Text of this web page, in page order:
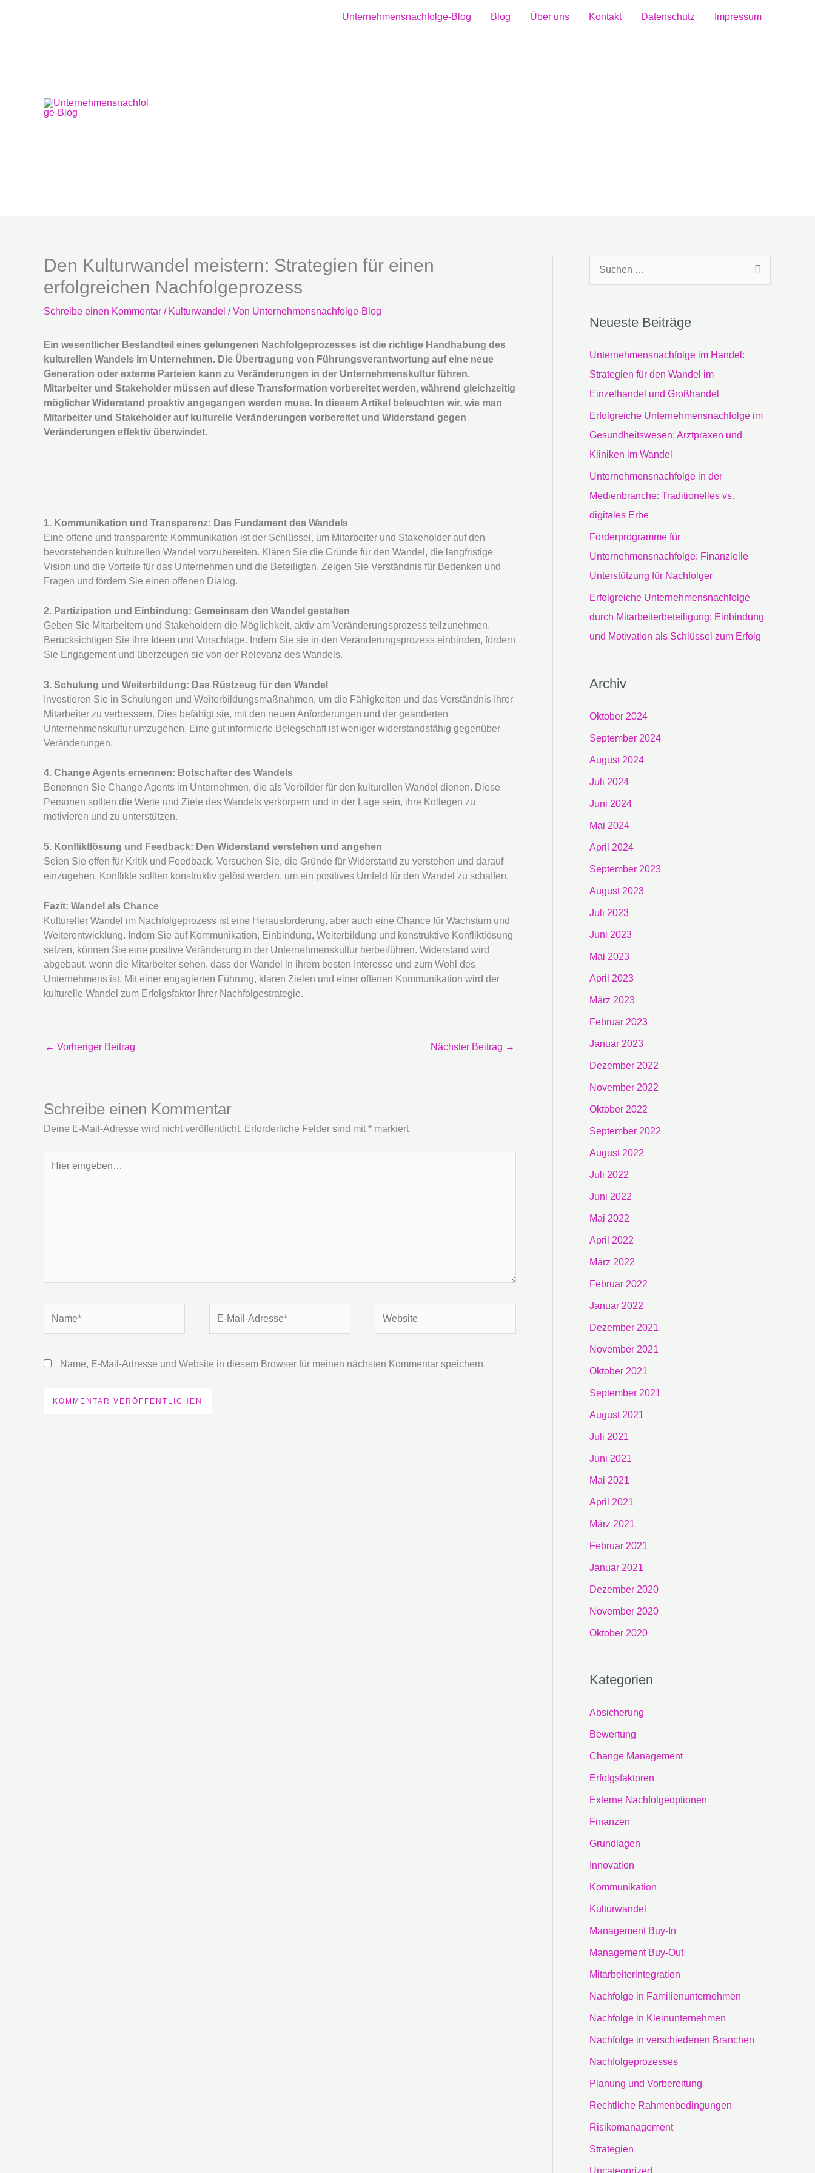
Unternehmensnachfolge-Blog Blog Über uns Kontakt Datenschutz Impressum
Den Kulturwandel meistern: Strategien für einen
erfolgreichen Nachfolgeprozess
Schreibe einen Kommentar / Kulturwandel / Von Unternehmensnachfolge-Blog
Ein wesentlicher Bestandteil eines gelungenen Nachfolgeprozesses ist die richtige Handhabung des
kulturellen Wandels im Unternehmen. Die Übertragung von Führungsverantwortung auf eine neue
Generation oder externe Parteien kann zu Veränderungen in der Unternehmenskultur führen.
Mitarbeiter und Stakeholder müssen auf diese Transformation vorbereitet werden, während gleichzeitig
möglicher Widerstand proaktiv angegangen werden muss. In diesem Artikel beleuchten wir, wie man
Mitarbeiter und Stakeholder auf kulturelle Veränderungen vorbereitet und Widerstand gegen
Veränderungen effektiv überwindet.
1. Kommunikation und Transparenz: Das Fundament des Wandels
Eine offene und transparente Kommunikation ist der Schlüssel, um Mitarbeiter und Stakeholder auf den
bevorstehenden kulturellen Wandel vorzubereiten. Klären Sie die Gründe für den Wandel, die langfristige
Vision und die Vorteile für das Unternehmen und die Beteiligten. Zeigen Sie Verständnis für Bedenken und
Fragen und fördern Sie einen offenen Dialog.
2. Partizipation und Einbindung: Gemeinsam den Wandel gestalten
Geben Sie Mitarbeitern und Stakeholdern die Möglichkeit, aktiv am Veränderungsprozess teilzunehmen.
Berücksichtigen Sie ihre Ideen und Vorschläge. Indem Sie sie in den Veränderungsprozess einbinden, fördern
Sie Engagement und überzeugen sie von der Relevanz des Wandels.
3. Schulung und Weiterbildung: Das Rüstzeug für den Wandel
Investieren Sie in Schulungen und Weiterbildungsmaßnahmen, um die Fähigkeiten und das Verständnis Ihrer
Mitarbeiter zu verbessern. Dies befähigt sie, mit den neuen Anforderungen und der geänderten
Unternehmenskultur umzugehen. Eine gut informierte Belegschaft ist weniger widerstandsfähig gegenüber
Veränderungen.
4. Change Agents ernennen: Botschafter des Wandels
Benennen Sie Change Agents im Unternehmen, die als Vorbilder für den kulturellen Wandel dienen. Diese
Personen sollten die Werte und Ziele des Wandels verkörpern und in der Lage sein, ihre Kollegen zu
motivieren und zu unterstützen.
5. Konfliktlösung und Feedback: Den Widerstand verstehen und angehen
Seien Sie offen für Kritik und Feedback. Versuchen Sie, die Gründe für Widerstand zu verstehen und darauf
einzugehen. Konflikte sollten konstruktiv gelöst werden, um ein positives Umfeld für den Wandel zu schaffen.
Fazit: Wandel als Chance
Kultureller Wandel im Nachfolgeprozess ist eine Herausforderung, aber auch eine Chance für Wachstum und
Weiterentwicklung. Indem Sie auf Kommunikation, Einbindung, Weiterbildung und konstruktive Konfliktlösung
setzen, können Sie eine positive Veränderung in der Unternehmenskultur herbeiführen. Widerstand wird
abgebaut, wenn die Mitarbeiter sehen, dass der Wandel in ihrem besten Interesse und zum Wohl des
Unternehmens ist. Mit einer engagierten Führung, klaren Zielen und einer offenen Kommunikation wird der
kulturelle Wandel zum Erfolgsfaktor Ihrer Nachfolgestrategie.
← Vorheriger Beitrag Nächster Beitrag →
Schreibe einen Kommentar
Deine E-Mail-Adresse wird nicht veröffentlicht. Erforderliche Felder sind mit * markiert
eingeben…
Mail-
Name, E-Mail-Adresse und Website in diesem Browser für meinen nächsten Kommentar speichern.
e
n
n
Neueste Beiträge
Unternehmensnachfolge im Handel:
Strategien für den Wandel im
Einzelhandel und Großhandel
Erfolgreiche Unternehmensnachfolge im
Gesundheitswesen: Arztpraxen und
Kliniken im Wandel
Unternehmensnachfolge in der
Medienbranche: Traditionelles vs.
digitales Erbe
Förderprogramme für
Unternehmensnachfolge: Finanzielle
Unterstützung für Nachfolger
Erfolgreiche Unternehmensnachfolge
durch Mitarbeiterbeteiligung: Einbindung
und Motivation als Schlüssel zum Erfolg
Archiv
Oktober 2024
September 2024
August 2024
Juli 2024
Juni 2024
Mai 2024
April 2024
September 2023
August 2023
Juli 2023
Juni 2023
Mai 2023
April 2023
März 2023
Februar 2023
Januar 2023
Dezember 2022
November 2022
Oktober 2022
September 2022
August 2022
Juli 2022
Juni 2022
Mai 2022
April 2022
März 2022
Februar 2022
Januar 2022
Dezember 2021
November 2021
Oktober 2021
September 2021
August 2021
Juli 2021
Juni 2021
Mai 2021
April 2021
März 2021
Februar 2021
Januar 2021
Dezember 2020
November 2020
Oktober 2020
Kategorien
Absicherung
Bewertung
Change Management
Erfolgsfaktoren
Externe Nachfolgeoptionen
Finanzen
Grundlagen
Innovation
Kommunikation
Kulturwandel
Management Buy-In
Management Buy-Out
Mitarbeiterintegration
Nachfolge in Familienunternehmen
Nachfolge in Kleinunternehmen
Nachfolge in verschiedenen Branchen
Nachfolgeprozesses
Planung und Vorbereitung
Rechtliche Rahmenbedingungen
Risikomanagement
Strategien